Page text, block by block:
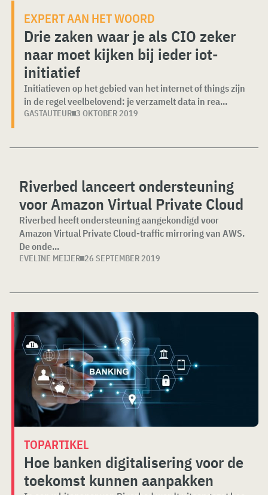
EXPERT AAN HET WOORD
Drie zaken waar je als CIO zeker
naar moet kijken bij ieder iot-
initiatief
Initiatieven op het gebied van het internet of things zijn
in de regel veelbelovend: je verzamelt data in rea...
GASTAUTEUR 3 OKTOBER 2019
Riverbed lanceert ondersteuning
voor Amazon Virtual Private Cloud
Riverbed heeft ondersteuning aangekondigd voor
Amazon Virtual Private Cloud-traffic mirroring van AWS.
De onde...
EVELINE MEIJER 26 SEPTEMBER 2019
TOPARTIKEL
Hoe banken digitalisering voor de
toekomst kunnen aanpakken